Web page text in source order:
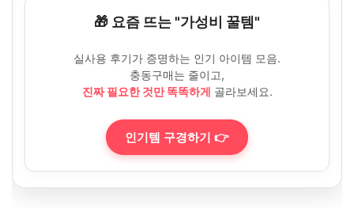
🎁 요즘 뜨는 "가성비 꿀템"
실사용 후기가 증명하는 인기 아이템 모음.
충동구매는 줄이고,
진짜 필요한 것만 똑똑하게 골라보세요.
인기템 구경하기 👉